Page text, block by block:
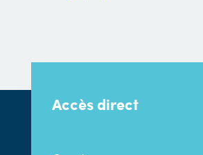
Accès direct